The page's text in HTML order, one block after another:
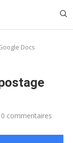
Docs
0 commentaires